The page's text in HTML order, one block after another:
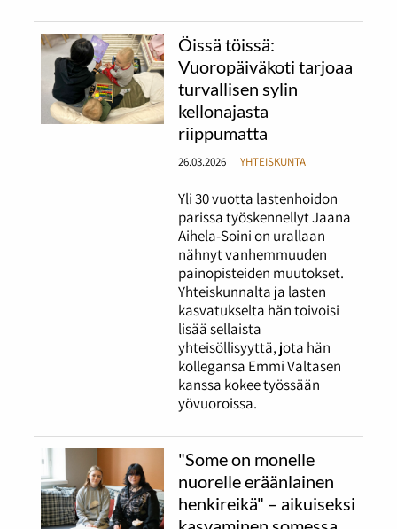
Öissä töissä:
Vuoropäiväkoti tarjoaa
turvallisen sylin
kellonajasta
riippumatta
26.03.2026 YHTEISKUNTA
Yli 30 vuotta lastenhoidon
parissa työskennellyt Jaana
Aihela-Soini on urallaan
nähnyt vanhemmuuden
painopisteiden muutokset.
Yhteiskunnalta ja lasten
kasvatukselta hän toivoisi
lisää sellaista
yhteisöllisyyttä, jota hän
kollegansa Emmi Valtasen
kanssa kokee työssään
yövuoroissa.
"Some on monelle
nuorelle eräänlainen
henkireikä" – aikuiseksi